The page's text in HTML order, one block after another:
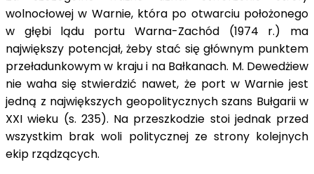
wolnocłowej w Warnie, która po otwarciu położonego
w głębi lądu portu Warna-Zachód (1974 r.) ma
największy potencjał, żeby stać się głównym punktem
przeładunkowym w kraju i na Bałkanach. M. Dewedżiew
nie waha się stwierdzić nawet, że port w Warnie jest
jedną z największych geopolitycznych szans Bułgarii w
XXI wieku (s. 235). Na przeszkodzie stoi jednak przed
wszystkim brak woli politycznej ze strony kolejnych
ekip rządzących.